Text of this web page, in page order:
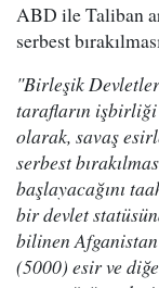
ABD ile Taliban
serbest
"Birleşik
tarafların işbirliği
olarak, savaş
serbest
başlayacağını
bir devlet
bilinen
(5000) esir ve